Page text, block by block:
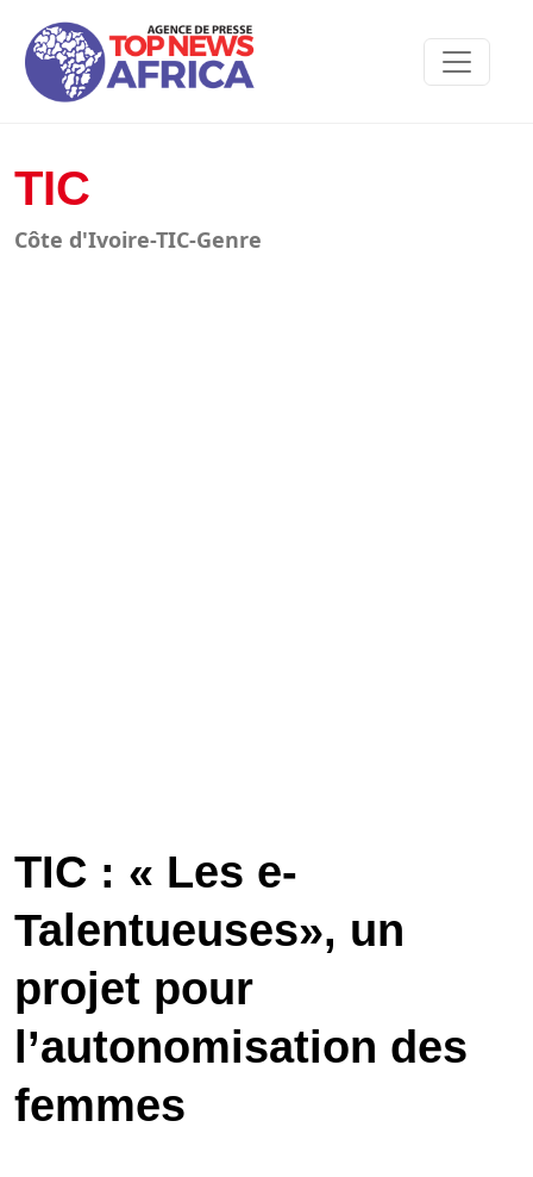
TIC
Côte d'Ivoire-TIC-Genre
TIC : « Les e-
Talentueuses», un
projet pour
l’autonomisation des
femmes